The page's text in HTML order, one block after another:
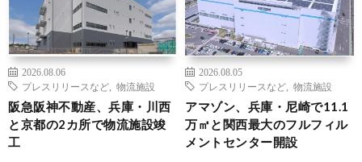
2026.08.06
プレスリリースなど
物流施設
阪急阪神不動産、兵庫・川西
と京都の2カ所で物流施設竣
工
2026.08.05
プレスリリースなど
物流施設
アマゾン、兵庫・尼崎で11.1
万㎡と関西最大のフルフィル
メントセンター開設